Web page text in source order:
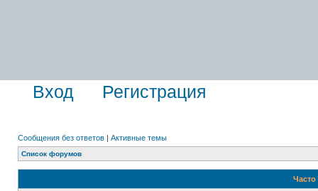
Вход Регистрация
Сообщения без ответов | Активные темы
Список форумов